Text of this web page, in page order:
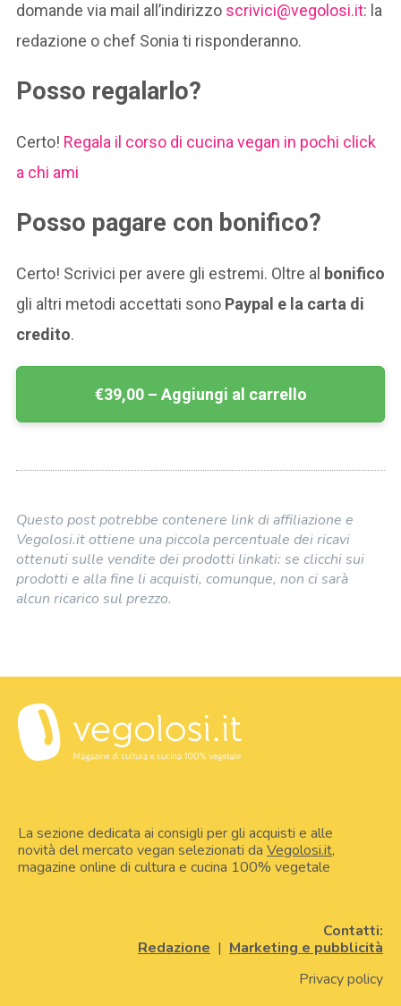
domande via mail all’indirizzo scrivici@vegolosi.it: la
redazione o chef Sonia ti risponderanno.
Posso regalarlo?
Certo! Regala il corso di cucina vegan in pochi click
a chi ami
Posso pagare con bonifico?
Certo! Scrivici per avere gli estremi. Oltre al bonifico
gli altri metodi accettati sono Paypal e la carta di
credito.
€39,00 – Aggiungi al carrello
Questo post potrebbe contenere link di affiliazione e
Vegolosi.it ottiene una piccola percentuale dei ricavi
ottenuti sulle vendite dei prodotti linkati: se clicchi sui
prodotti e alla fine li acquisti, comunque, non ci sarà
alcun ricarico sul prezzo.
La sezione dedicata ai consigli per gli acquisti e alle
novità del mercato vegan selezionati da Vegolosi.it,
magazine online di cultura e cucina 100% vegetale
Contatti:
Redazione | Marketing e pubblicità
Privacy policy